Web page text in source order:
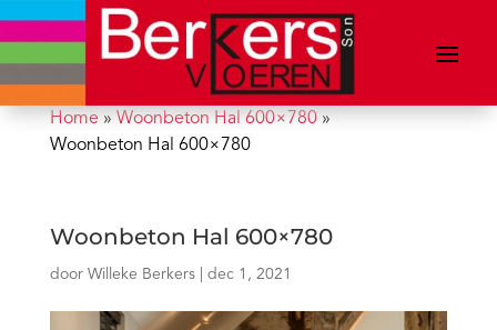
Home» Woonbeton Hal 600×780»
Woonbeton Hal 600×780
Woonbeton Hal 600×780
door Willeke Berkers| dec 1, 2021